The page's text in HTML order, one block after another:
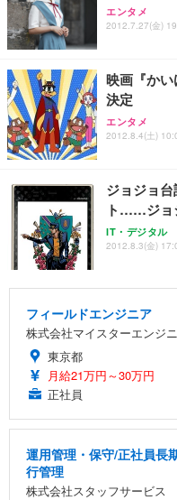
エンタメ
2012.7.27(金)
映画『か
決定
エンタメ
2012.8.4(土)
ジョジョ
ト……ジョ
IT・デジタル
2012.8.3(金)
フィールドエンジニア
株式会社マイスターエンジ
東京都
月給21万円～30万円
正社員
運用管理・保守/正社員長
行管理
株式会社スタッフサービス